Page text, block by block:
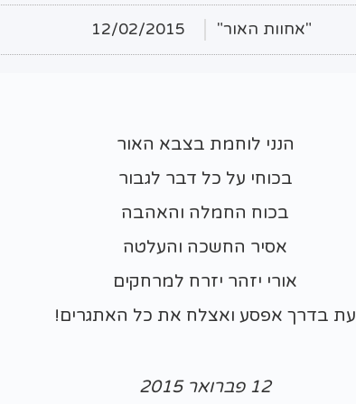
"אחוות האור" 12/02/2015
הנני לוחמת בצבא האור
בכוחי על כל דבר לגבור
בכוח החמלה והאהבה
אסיר החשכה והעלטה
אורי יזהר יזרח למרחקים
עת בדרך אפסע ואצלח את כל האתגרים!
12 פברואר 2015